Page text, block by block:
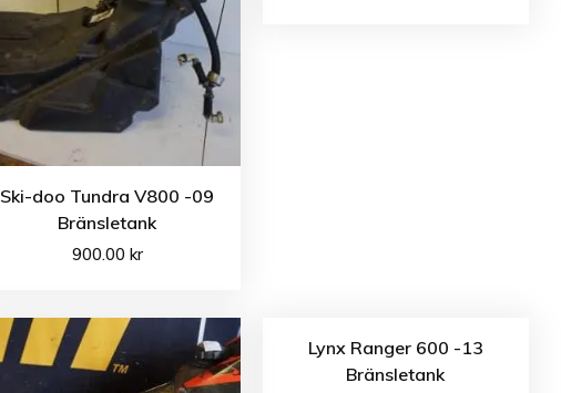
Ski-doo Tundra V800 -09
Bränsletank
900.00 kr
Lynx Ranger 600 -13
Bränsletank